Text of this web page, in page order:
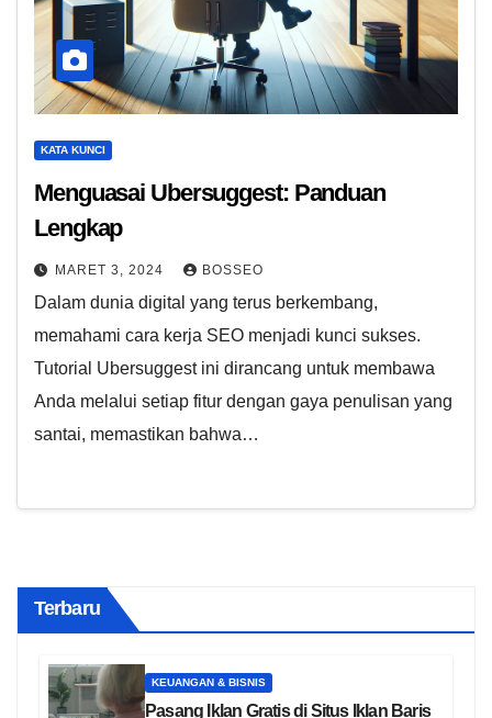
KATA KUNCI
Menguasai Ubersuggest: Panduan
Lengkap
MARET 3, 2024 BOSSEO
Dalam dunia digital yang terus berkembang,
memahami cara kerja SEO menjadi kunci sukses.
Tutorial Ubersuggest ini dirancang untuk membawa
Anda melalui setiap fitur dengan gaya penulisan yang
santai, memastikan bahwa…
Terbaru
KEUANGAN & BISNIS
Pasang Iklan Gratis di Situs Iklan Baris